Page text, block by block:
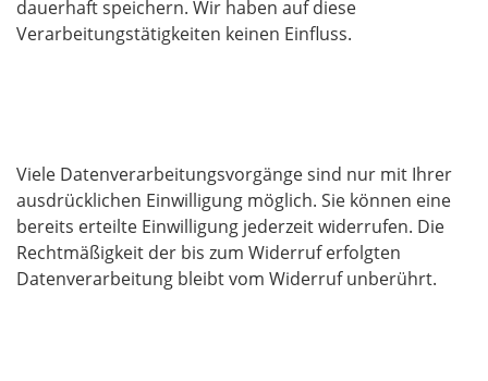
dauerhaft speichern. Wir haben auf diese
Verarbeitungstätigkeiten keinen Einfluss.
Viele Datenverarbeitungsvorgänge sind nur mit Ihrer
ausdrücklichen Einwilligung möglich. Sie können eine
bereits erteilte Einwilligung jederzeit widerrufen. Die
Rechtmäßigkeit der bis zum Widerruf erfolgten
Datenverarbeitung bleibt vom Widerruf unberührt.